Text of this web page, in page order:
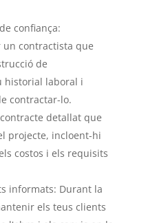
confiança:
un contractista que
de
historial laboral i
contractar-lo.
detallat que
projecte, incloent-hi
costos i els requisits
informats: Durant la
els teus clients